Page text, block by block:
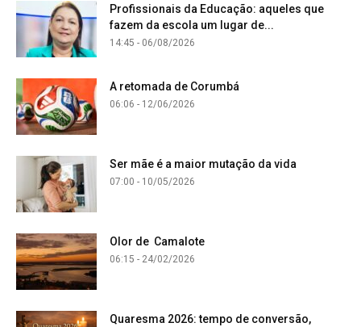
Profissionais da Educação: aqueles que
fazem da escola um lugar de...
14:45 - 06/08/2026
A retomada de Corumbá
06:06 - 12/06/2026
Ser mãe é a maior mutação da vida
07:00 - 10/05/2026
Olor de Camalote
06:15 - 24/02/2026
Quaresma 2026: tempo de conversão,